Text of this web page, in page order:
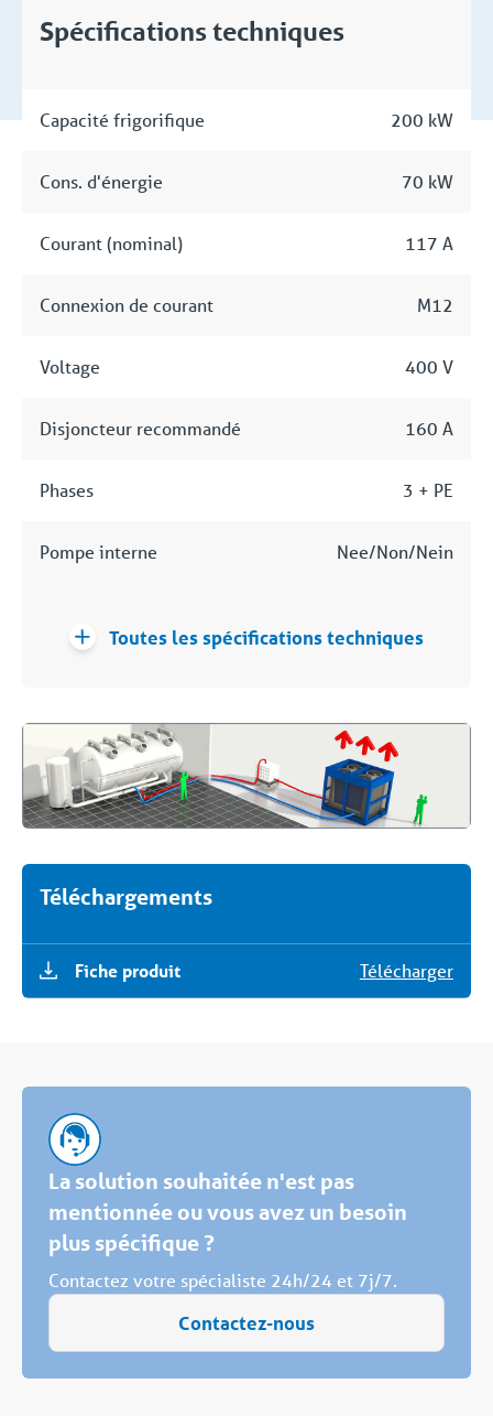
Téléchargements
Fiche produit Télécharger
Spécifications techniques
Capacité frigorifique 200 kW
Cons. d'énergie 70 kW
Courant (nominal) 117 A
Connexion de courant M12
Voltage 400 V
Disjoncteur recommandé 160 A
Phases 3 + PE
Pompe interne Nee/Non/Nein
Toutes les spécifications techniques
La solution souhaitée n'est pas
mentionnée ou vous avez un besoin
plus spécifique ?
Contactez votre spécialiste 24h/24 et 7j/7.
Contactez-nous